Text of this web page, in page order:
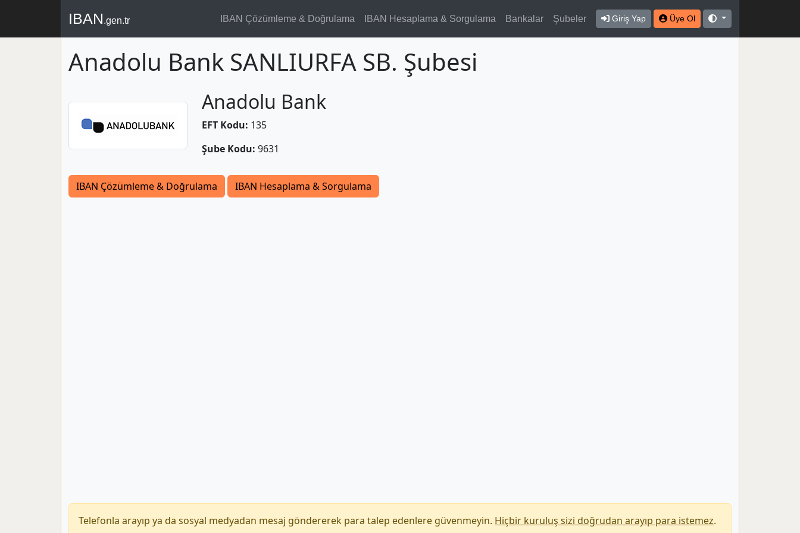
IBAN.gen.tr IBAN Çözümleme & Doğrulama IBAN Hesaplama & Sorgulama Bankalar Şubeler Giriş Yap Üye Ol
Anadolu Bank SANLIURFA SB. Şubesi
Anadolu Bank
EFT Kodu: 135
Şube Kodu: 9631
IBAN Çözümleme & Doğrulama IBAN Hesaplama & Sorgulama
Telefonla arayıp ya da sosyal medyadan mesaj göndererek para talep edenlere güvenmeyin. Hiçbir kuruluş sizi doğrudan arayıp para istemez.